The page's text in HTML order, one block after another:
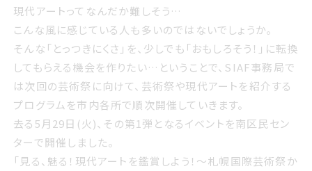
現代アートってなんだか難しそう…
こんな風に感じている人も多いのではないでしょうか。
そんな「とっつきにくさ」を、少しでも「おもしろそう！」に転換
してもらえる機会を作りたい…ということで、SIAF事務局で
は次回の芸術祭に向けて、芸術祭や現代アートを紹介する
プログラムを市内各所で順次開催していきます。
去る5月29日(火)、その第1弾となるイベントを南区民セン
ターで開催しました。
「見る、魅る！現代アートを鑑賞しよう！〜札幌国際芸術祭か